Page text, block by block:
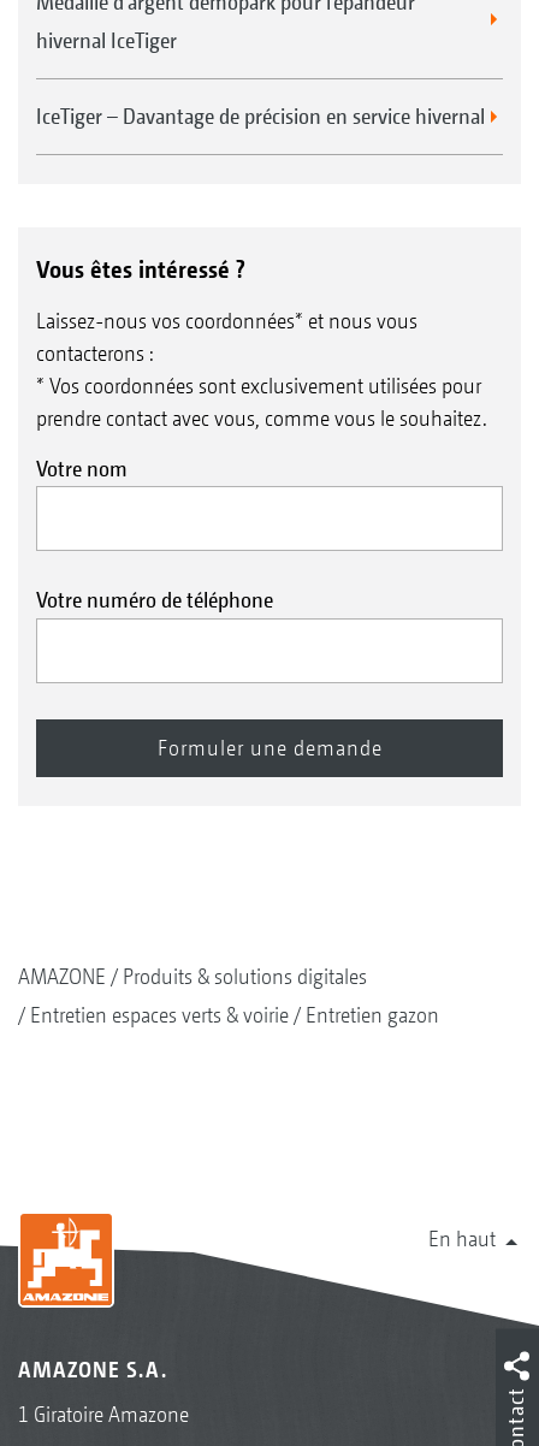
hivernal IceTiger
IceTiger – Davantage de précision en service hivernal
Vous êtes intéressé ?
Laissez-nous vos coordonnées* et nous vous
contacterons :
* Vos coordonnées sont exclusivement utilisées pour
prendre contact avec vous, comme vous le souhaitez.
Votre nom
Votre numéro de téléphone
AMAZONE
Produits & solutions digitales
Entretien espaces verts & voirie
Entretien gazon
En haut
AMAZONE S.A.
1 Giratoire Amazone
Contact